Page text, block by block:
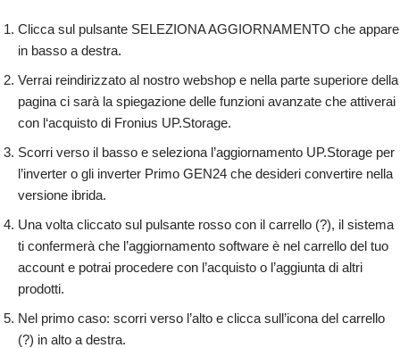
Clicca sul pulsante SELEZIONA AGGIORNAMENTO che appare
in basso a destra.
Verrai reindirizzato al nostro webshop e nella parte superiore della
pagina ci sarà la spiegazione delle funzioni avanzate che attiverai
con l‘acquisto di Fronius UP.Storage.
Scorri verso il basso e seleziona l’aggiornamento UP.Storage per
l’inverter o gli inverter Primo GEN24 che desideri convertire nella
versione ibrida.
Una volta cliccato sul pulsante rosso con il carrello (?), il sistema
ti confermerà che l’aggiornamento software è nel carrello del tuo
account e potrai procedere con l’acquisto o l’aggiunta di altri
prodotti.
Nel primo caso: scorri verso l’alto e clicca sull’icona del carrello
(?) in alto a destra.